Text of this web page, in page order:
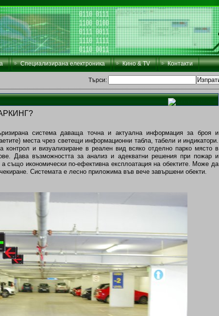
Специализирана електроника Кино & TV Контакти
Търси:
система даваща точна и актуална информация за броя и
места чрез светещи информационни табла, табели и индикатори.
контрол и визуализиране в реален вид всяко отделно парко място в
Дава възможността за анализ и адекватни решения при пожар и
а също икономически по-ефективна експлоатация на обектите. Може да
Системата е лесно приложима във вече завършени обекти.